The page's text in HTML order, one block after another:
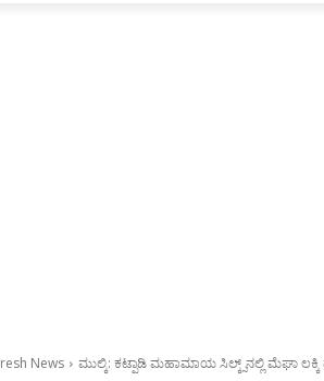
News ಮುಲ್ಕಿ: ಕಟ್ಪಾಡಿ ಮಹಾಮಾಯ ಸಿಲ್ಕ್ಸ್‌ನಲ್ಲಿ ಮೆಘಾ ಲಕ್ಕಿ